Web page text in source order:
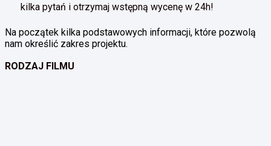
kilka pytań i otrzymaj wstępną wycenę w 24h!
Na początek kilka podstawowych informacji, które pozwolą
nam określić zakres projektu.
RODZAJ FILMU